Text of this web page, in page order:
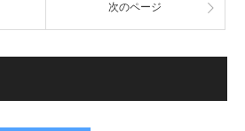
次のページ